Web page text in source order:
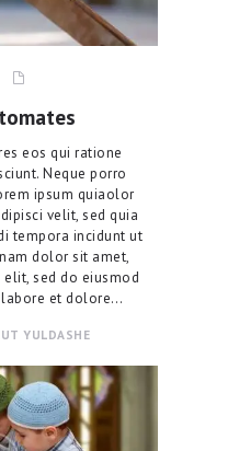
eos qui ratione
Neque porro
ipsum quiaolor
velit, sed quia
tempora incidunt ut
dolor sit amet,
sed do eiusmod
et dolore…
YULDASHE